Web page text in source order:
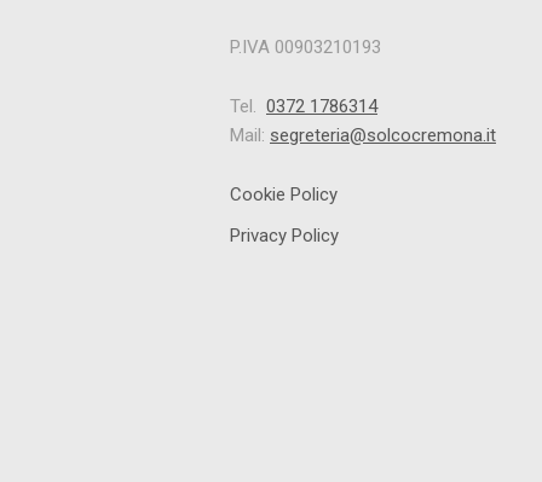
P.IVA 00903210193
Tel. 0372 1786314
Mail: segreteria@solcocremona.it
Cookie Policy
Privacy Policy